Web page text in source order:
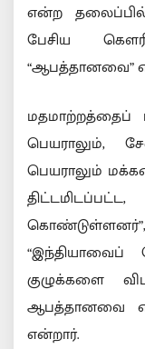
என்ற
பேசிய
“ஆபத்தானவை”
மதமாற்றத்தைப்
பெயராலும்,
பெயராலும்
குழுக்களை
ஆபத்தானவை
என்றார்.